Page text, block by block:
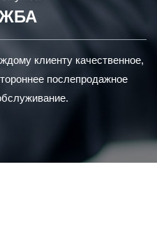
клиенту качественное,
послепродажное